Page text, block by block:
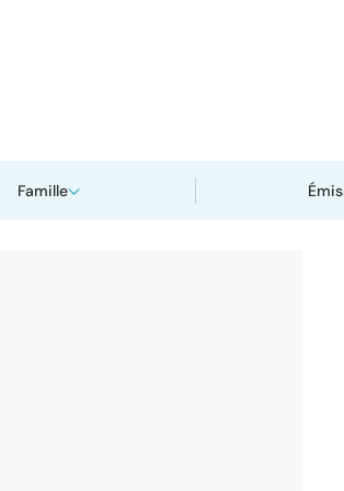
Famille